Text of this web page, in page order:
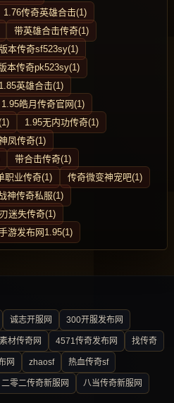
1.76传奇英雄合击(1)
带英雄合击传奇(1)
本传奇sf523sy(1)
本传奇pk523sy(1)
英雄合击(1)
1.95皓月传奇官网(1)
1.95无内功传奇(1)
凤传奇(1)
带合击传奇(1)
职业传奇(1)
传奇微变神宠吧(1)
神传奇私服(1)
迷失传奇(1)
游发布网1.95(1)
诚志开服网 300开服发布网
材传奇网 4571传奇发布网 找传奇
网 zhaosf 热血传奇sf
二零二传奇新服网 八当传奇新服网